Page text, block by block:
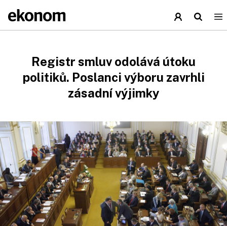
Registr smluv odolává útoku
politiků. Poslanci výboru zavrhli
zásadní výjimky